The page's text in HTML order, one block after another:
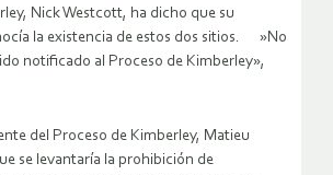
Nick Westcott, ha dicho que su
la existencia de estos dos sitios. »No
notificado al Proceso de Kimberley»,
del Proceso de Kimberley, Matieu
se levantaría la prohibición de